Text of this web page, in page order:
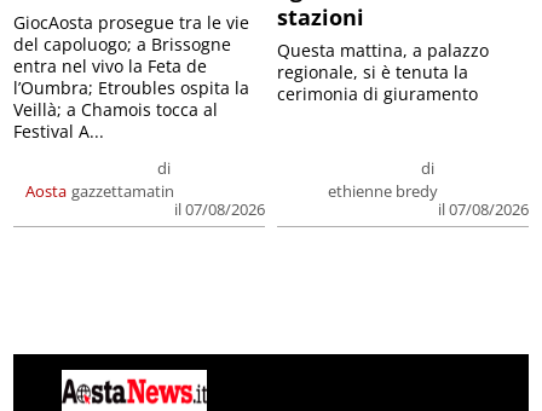
Aosta
di
gazzettamatin
il 07/08/2026
GiocAosta prosegue tra le vie
del capoluogo; a Brissogne
entra nel vivo la Feta de
l’Oumbra; Etroubles ospita la
Veillà; a Chamois tocca al
Festival A...
stazioni
di
ethienne bredy
il 07/08/2026
Questa mattina, a palazzo
regionale, si è tenuta la
cerimonia di giuramento